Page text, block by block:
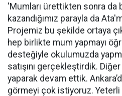
'Mumları ürettikten sonra da
kazandığımız parayla da
Projemiz bu şekilde ortaya
hep birlikte mum yapmayı
desteğiyle okulumuzda
satışını gerçekleştirdik.
yaparak devam ettik.
görmeyi çok istiyoruz.